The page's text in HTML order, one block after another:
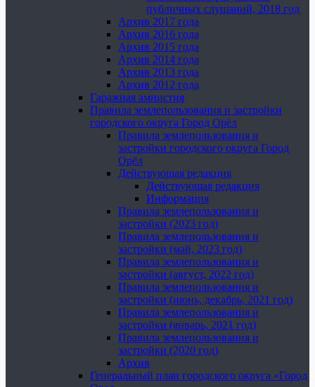
публичных слушаний, 2018 год
Архив 2017 года
Архив 2016 года
Архив 2015 года
Архив 2014 года
Архив 2013 года
Архив 2012 года
Гаражная амнистия
Правила землепользования и застройки
городского округа Город Орёл
Правила землепользования и
застройки городского округа Город
Орёл
Действующая редакция
Действующая редакция
Информация
Правила землепользования и
застройки (2023 год)
Правила землепользования и
застройки (май, 2023 год)
Правила землепользования и
застройки (август, 2022 год)
Правила землепользования и
застройки (июнь, декабрь, 2021 год)
Правила землепользования и
застройки (январь, 2021 год)
Правила землепользования и
застройки (2020 год)
Архив
Генеральный план городского округа «Город